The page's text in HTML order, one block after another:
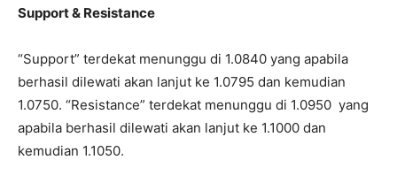
Support & Resistance
“Support” terdekat menunggu di 1.0840 yang apabila
berhasil dilewati akan lanjut ke 1.0795 dan kemudian
1.0750. “Resistance” terdekat menunggu di 1.0950 yang
apabila berhasil dilewati akan lanjut ke 1.1000 dan
kemudian 1.1050.